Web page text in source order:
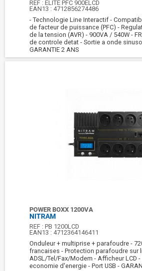
REF :ELITE PFC 900ELCD
EAN13 : 4712856274486
- Technologie Line Interactif -
de facteur de puissance (PFC) -
de la tension (AVR) - 900VA / 540W -
de controle detat - Sortie a onde
GARANTIE 2 ANS
POWER BOXX 1200VA
NITRAM
REF :PB 1200LCD
EAN13 : 4712364146411
Onduleur + multiprise + parafoudre -
francaises - Protection parafoudre sur
ADSL/Tel/Fax/Modem - Afficheur LCD
economie d'energie - Port USB -